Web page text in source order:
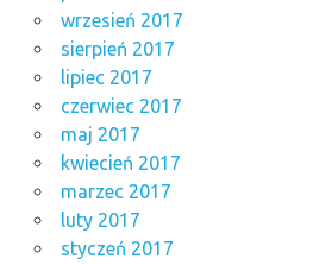
wrzesień 2017
sierpień 2017
lipiec 2017
czerwiec 2017
maj 2017
kwiecień 2017
marzec 2017
luty 2017
styczeń 2017